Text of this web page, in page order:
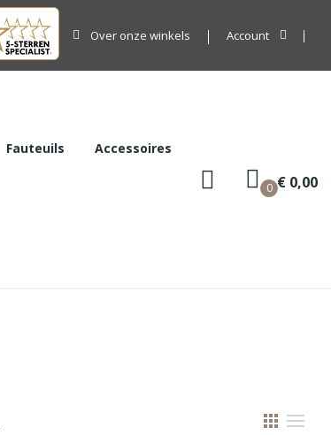
Over onze winkels Account
Fauteuils Accessoires
0 € 0,00